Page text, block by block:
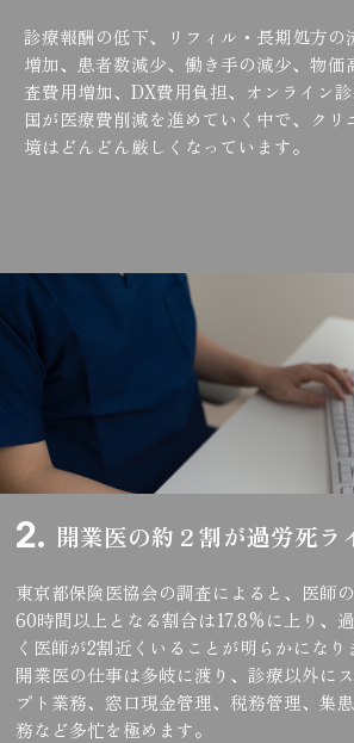
診療報酬の低下、リフィル・長期処方の
増加、患者数減少、働き手の減少、物価
査費用増加、DX費用負担、オンライン診
国が医療費削減を進めていく中で、クリ
境はどんどん厳しくなっています。
開業医の約２割が過労死
東京都保険医協会の調査によると、医師
60時間以上となる割合は17.8%に上り、
く医師が2割近くいることが明らかになり
開業医の仕事は多岐に渡り、診療以外に
プト業務、窓口現金管理、税務管理、集
務など多忙を極めます。